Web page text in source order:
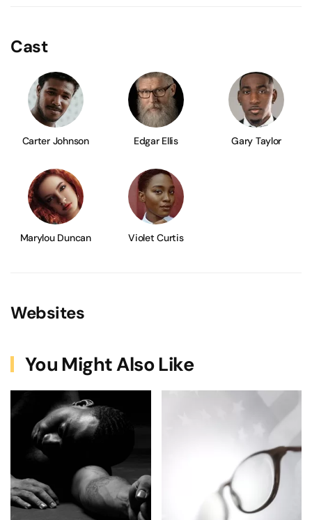
Cast
Carter Johnson Edgar Ellis Gary Taylor
Marylou Duncan Violet Curtis
Websites
You Might Also Like